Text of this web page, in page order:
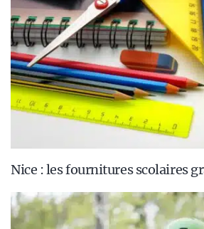
Nice : les fournitures scolaires